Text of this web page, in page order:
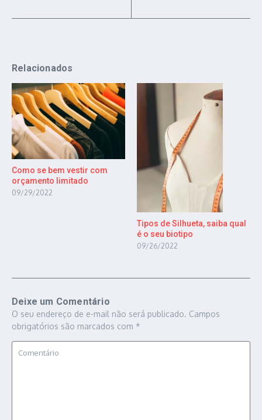
Relacionados
Como se bem vestir com
orçamento limitado
09/29/2022
Tipos de Silhueta, saiba qual
é o seu biotipo
09/26/2022
Deixe um Comentário
O seu endereço de e-mail não será publicado. Campos
obrigatórios são marcados com *